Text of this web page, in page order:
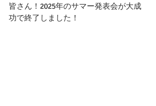
皆さん！2025年のサマー発表会が大成
功で終了しました！